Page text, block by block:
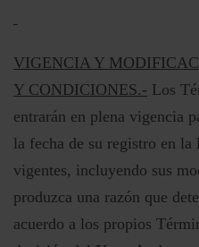
VIGENCIA Y
Y CONDICIONES.- Los
entrarán en plena vigencia
la fecha de su registro en la
vigentes, incluyendo sus
produzca una razón que
acuerdo a los propios